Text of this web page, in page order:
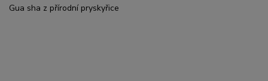
Gua sha z přírodní pryskyřice